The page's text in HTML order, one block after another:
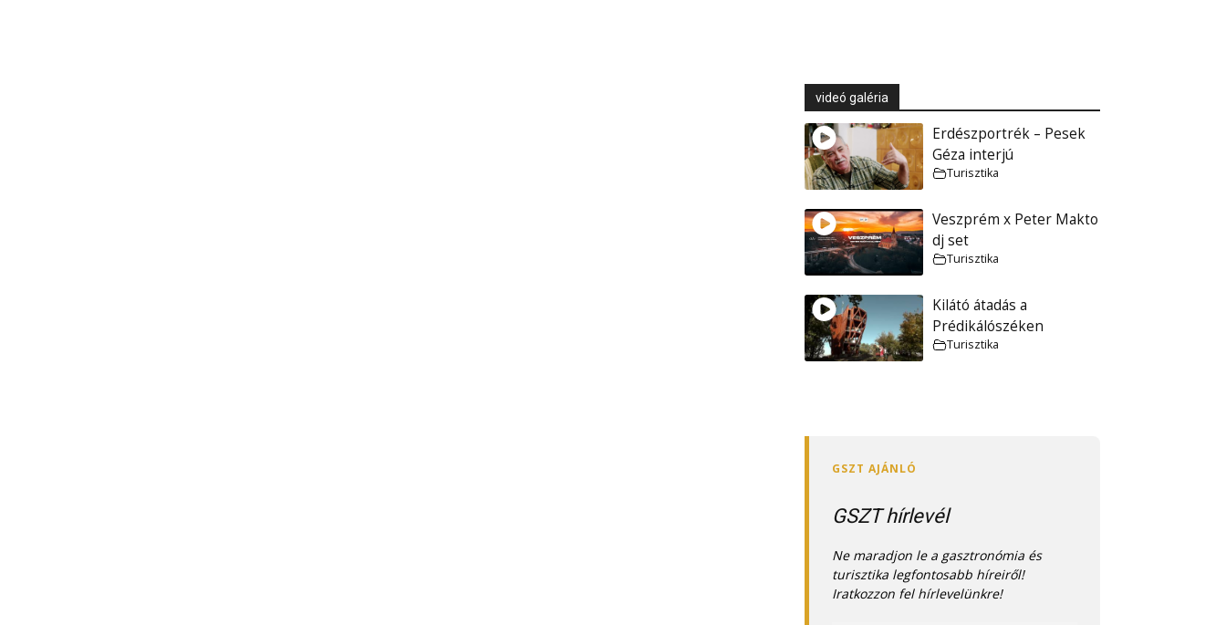
videó galéria
Erdészportrék – Pesek
Géza interjú
Turisztika
Veszprém x Peter Makto
dj set
Turisztika
Kilátó átadás a
Prédikálószéken
Turisztika
GSZT hírlevél
Ne maradjon le a gasztronómia és
turisztika legfontosabb híreiről!
Iratkozzon fel hírlevelünkre!